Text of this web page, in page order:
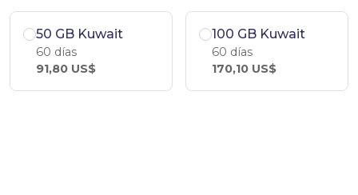
50 GB Kuwait
60 días
91,80 US$
100 GB Kuwait
60 días
170,10 US$